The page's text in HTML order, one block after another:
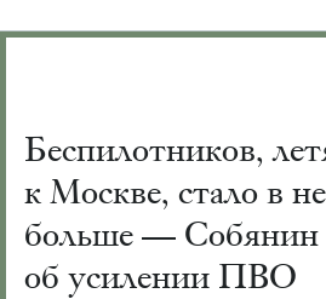
Беспилотников,
к Москве, стало в
больше — Собянин
об усилении ПВО